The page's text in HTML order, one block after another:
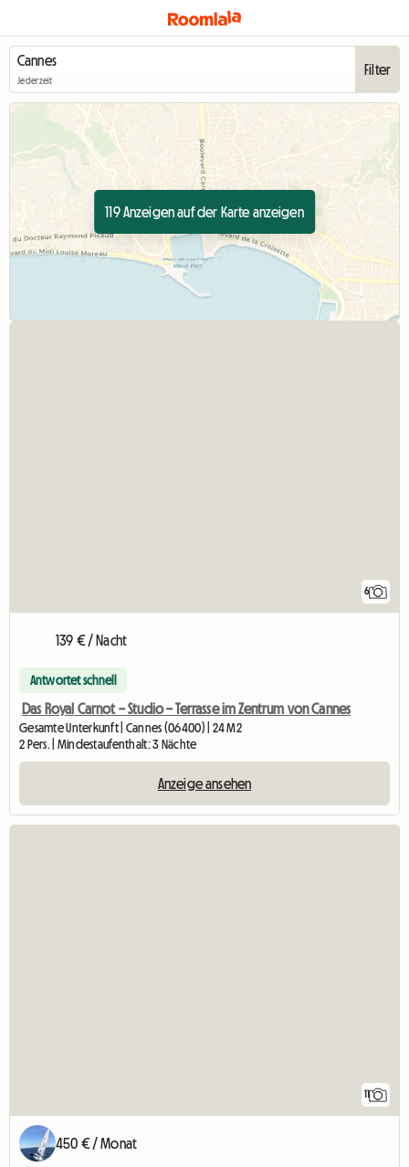
Jederzeit
Filter
119 Anzeigen auf der Karte anzeigen
6
139 € / Nacht
Antwortet schnell
Das Royal Carnot – Studio – Terrasse im Zentrum von Cannes
Gesamte Unterkunft | Cannes (06400) | 24 M2
2 Pers. | Mindestaufenthalt: 3 Nächte
Anzeige ansehen
11
450 € / Monat